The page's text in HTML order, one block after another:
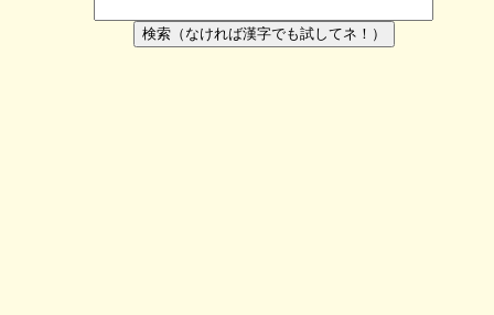
検索（なければ漢字でも試してネ！）